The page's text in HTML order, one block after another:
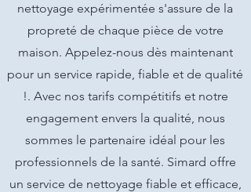
nettoyage expérimentée s'assure de la
propreté de chaque pièce de votre
maison. Appelez-nous dès maintenant
pour un service rapide, fiable et de qualité
!. Avec nos tarifs compétitifs et notre
engagement envers la qualité, nous
sommes le partenaire idéal pour les
professionnels de la santé. Simard offre
un service de nettoyage fiable et efficace,